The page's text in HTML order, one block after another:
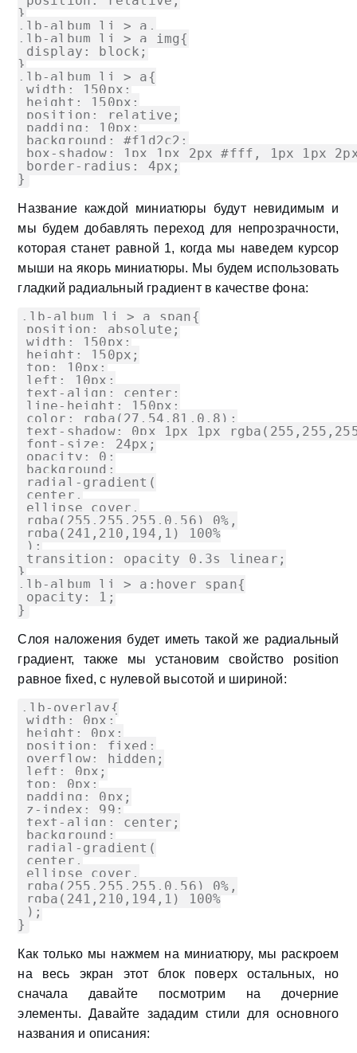
}
.lb-album li > a,
.lb-album li > a img{
display: block;
}
.lb-album li > a{
width: 150px;
height: 150px;
position: relative;
padding: 10px;
background: #f1d2c2;
box-shadow: 1px 1px 2px #fff, 1px 1px
border-radius: 4px;
}
Название каждой миниатюры будут невидимым и
мы будем добавлять переход для непрозрачности,
которая станет равной 1, когда мы наведем курсор
мыши на якорь миниатюры. Мы будем использовать
гладкий радиальный градиент в качестве фона:
.lb-album li > a span{
position: absolute;
width: 150px;
height: 150px;
top: 10px;
left: 10px;
text-align: center;
line-height: 150px;
color: rgba(27,54,81,0.8);
text-shadow: 0px 1px 1px
font-size: 24px;
opacity: 0;
background:
radial-gradient(
center,
ellipse cover,
rgba(255,255,255,0.56) 0%,
rgba(241,210,194,1) 100%
);
transition: opacity 0.3s linear;
}
.lb-album li > a:hover span{
opacity: 1;
}
Слоя наложения будет иметь такой же радиальный
градиент, также мы установим свойство position
равное fixed, с нулевой высотой и шириной:
.lb-overlay{
width: 0px;
height: 0px;
position: fixed;
overflow: hidden;
left: 0px;
top: 0px;
padding: 0px;
z-index: 99;
text-align: center;
background:
radial-gradient(
center,
ellipse cover,
rgba(255,255,255,0.56) 0%,
rgba(241,210,194,1) 100%
);
}
Как только мы нажмем на миниатюру, мы раскроем
на весь экран этот блок поверх остальных, но
сначала давайте посмотрим на дочерние
элементы. Давайте зададим стили для основного
названия и описания: